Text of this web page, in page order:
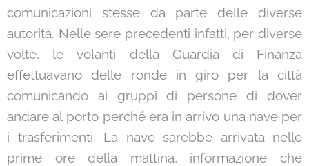
comunicazioni stesse da parte delle diverse
autorità. Nelle sere precedenti infatti, per diverse
volte, le volanti della Guardia di Finanza
effettuavano delle ronde in giro per la città
comunicando ai gruppi di persone di dover
andare al porto perché era in arrivo una nave per
i trasferimenti. La nave sarebbe arrivata nelle
prime ore della mattina, informazione che